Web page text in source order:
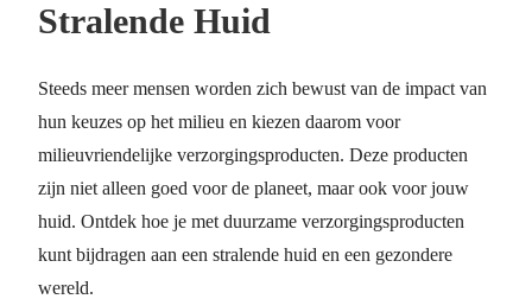
Stralende Huid
Steeds meer mensen worden zich bewust van de impact van
hun keuzes op het milieu en kiezen daarom voor
milieuvriendelijke verzorgingsproducten. Deze producten
zijn niet alleen goed voor de planeet, maar ook voor jouw
huid. Ontdek hoe je met duurzame verzorgingsproducten
kunt bijdragen aan een stralende huid en een gezondere
wereld.